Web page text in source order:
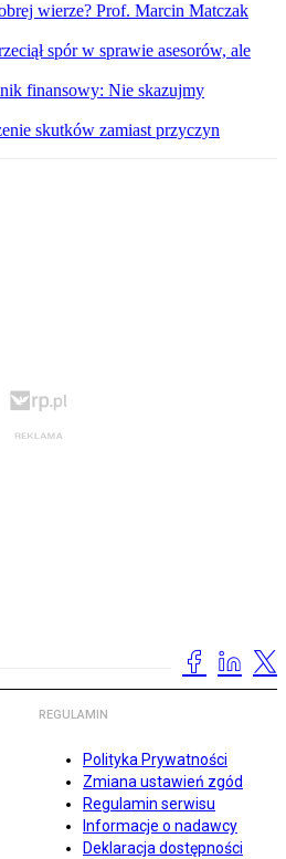
wierze? Prof. Marcin Matczak
spór w sprawie asesorów, ale
finansowy: Nie skazujmy
skutków zamiast przyczyn
REGULAMIN
Polityka Prywatności
Zmiana ustawień zgód
Regulamin serwisu
Informacje o nadawcy
Deklaracja dostępności